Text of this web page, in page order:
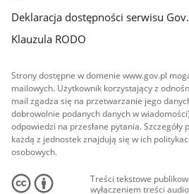
Deklaracja dostępności serwisu
Klauzula RODO
Strony dostępne w domenie www.gov.pl
mailowych. Użytkownik korzystający z
mail zgadza się na przetwarzanie jego
dobrowolnie podanych danych w
odpowiedzi na przesłane pytania.
każdą z jednostek znajdują się w ich
osobowych.
Treści tekstowe
wyłączeniem treści